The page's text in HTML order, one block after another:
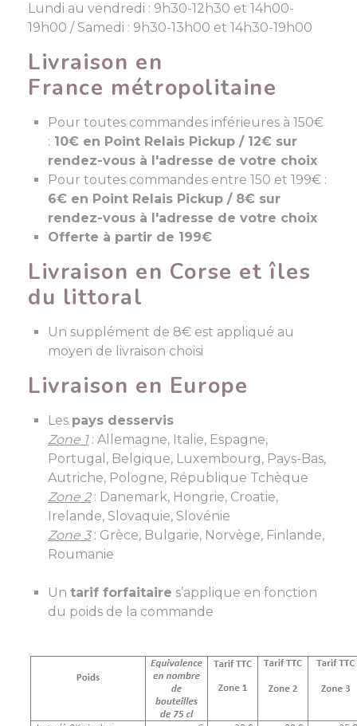
Lundi au vendredi : 9h30-12h30 et 14h00-
19h00 / Samedi : 9h30-13h00 et 14h30-19h00
Livraison en
France métropolitaine
Pour toutes commandes inférieures à 150€
: 10€ en Point Relais Pickup / 12€ sur
rendez-vous à l'adresse de votre choix
Pour toutes commandes entre 150 et 199€ :
6€ en Point Relais Pickup / 8€ sur
rendez-vous à l'adresse de votre choix
Offerte à partir de 199€
Livraison en Corse et îles
du littoral
Un supplément de 8€ est appliqué au
moyen de livraison choisi
Livraison en Europe
Les pays desservis
Zone 1: Allemagne, Italie, Espagne,
Portugal, Belgique, Luxembourg, Pays-Bas,
Autriche, Pologne, République Tchèque
Zone 2: Danemark, Hongrie, Croatie,
Irelande, Slovaquie, Slovénie
Zone 3: Grèce, Bulgarie, Norvège, Finlande,
Roumanie
Un tarif forfaitaire s’applique en fonction
du poids de la commande